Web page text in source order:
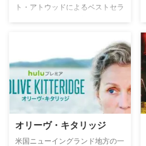
ト・アトウッドによるベストセラ
り少子化問題が深刻化した宗教主
義国ギレアド共和国。富裕層以外
の健康な女性は子作りのために侍
女として上位階級の司令官に仕え
ることが決められており、そんな
恐ろしい世界で侍女として仕える
オブフレッドの人生を描く。
オリーヴ・キタリッジ
米国ニューイングランド地方の一